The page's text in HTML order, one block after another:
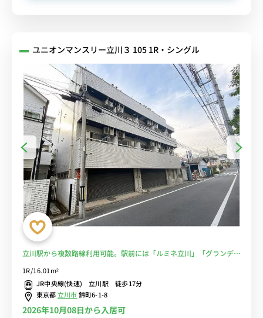
ユニオンマンスリー立川３ 105 1R・シングル
立川駅から複数路線利用可能。駅前には「ルミネ立川」「グランデュ
中！
1R/16.01m²
JR中央線(快速) 立川駅 徒歩17分
東京都 立川市錦町6-1-8
2026年10月08日から入居可